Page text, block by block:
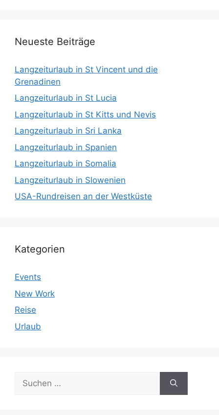
Neueste Beiträge
Langzeiturlaub in St Vincent und die
Grenadinen
Langzeiturlaub in St Lucia
Langzeiturlaub in St Kitts und Nevis
Langzeiturlaub in Sri Lanka
Langzeiturlaub in Spanien
Langzeiturlaub in Somalia
Langzeiturlaub in Slowenien
USA-Rundreisen an der Westküste
Kategorien
Events
New Work
Reise
Urlaub
nach: